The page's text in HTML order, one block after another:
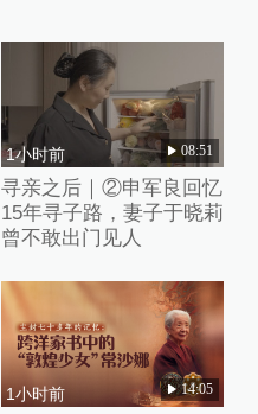
1小时前 08:51
寻亲之后｜②申军良回忆
15年寻子路，妻子于晓莉
曾不敢出门见人
1小时前 14:05